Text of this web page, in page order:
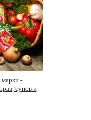
марки -
супов и